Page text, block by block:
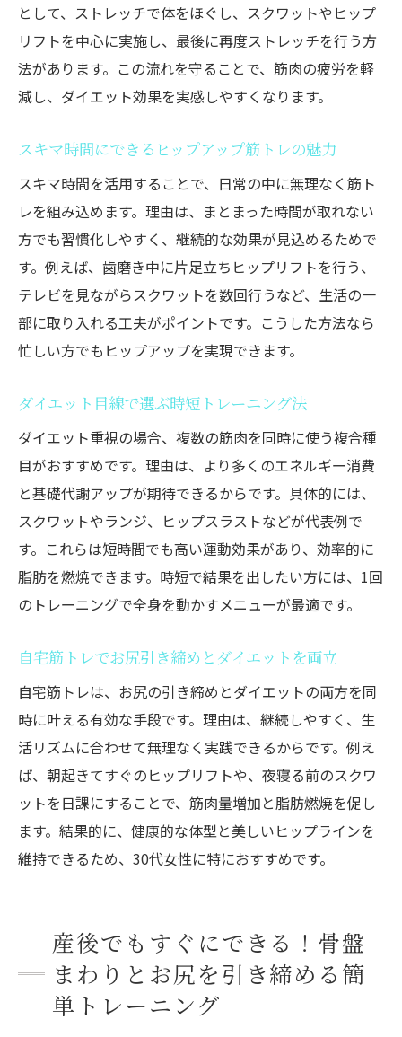
として、ストレッチで体をほぐし、スクワットやヒップ
リフトを中心に実施し、最後に再度ストレッチを行う方
法があります。この流れを守ることで、筋肉の疲労を軽
減し、ダイエット効果を実感しやすくなります。
スキマ時間にできるヒップアップ筋トレの魅力
スキマ時間を活用することで、日常の中に無理なく筋ト
レを組み込めます。理由は、まとまった時間が取れない
方でも習慣化しやすく、継続的な効果が見込めるためで
す。例えば、歯磨き中に片足立ちヒップリフトを行う、
テレビを見ながらスクワットを数回行うなど、生活の一
部に取り入れる工夫がポイントです。こうした方法なら
忙しい方でもヒップアップを実現できます。
ダイエット目線で選ぶ時短トレーニング法
ダイエット重視の場合、複数の筋肉を同時に使う複合種
目がおすすめです。理由は、より多くのエネルギー消費
と基礎代謝アップが期待できるからです。具体的には、
スクワットやランジ、ヒップスラストなどが代表例で
す。これらは短時間でも高い運動効果があり、効率的に
脂肪を燃焼できます。時短で結果を出したい方には、1回
のトレーニングで全身を動かすメニューが最適です。
自宅筋トレでお尻引き締めとダイエットを両立
自宅筋トレは、お尻の引き締めとダイエットの両方を同
時に叶える有効な手段です。理由は、継続しやすく、生
活リズムに合わせて無理なく実践できるからです。例え
ば、朝起きてすぐのヒップリフトや、夜寝る前のスクワ
ットを日課にすることで、筋肉量増加と脂肪燃焼を促し
ます。結果的に、健康的な体型と美しいヒップラインを
維持できるため、30代女性に特におすすめです。
産後でもすぐにできる！骨盤
まわりとお尻を引き締める簡
単トレーニング